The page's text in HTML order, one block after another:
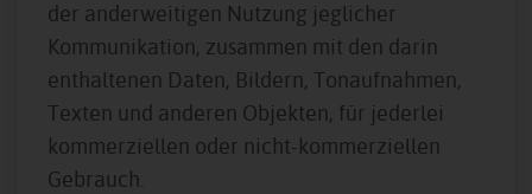
der anderweitigen Nutzung jeglicher
Kommunikation, zusammen mit den darin
enthaltenen Daten, Bildern, Tonaufnahmen,
Texten und anderen Objekten, für jederlei
kommerziellen oder nicht-kommerziellen
Gebrauch.